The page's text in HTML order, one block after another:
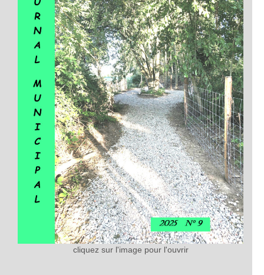
cliquez sur l'image pour l'ouvrir